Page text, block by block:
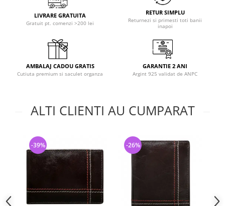
LIVRARE GRATUITA
Gratuit pt. comenzi >200 lei
RETUR SIMPLU
Returnezi si primesti toti banii
inapoi
AMBALAJ CADOU GRATIS
Cutiuta premium si saculet organza
GARANTIE 2 ANI
Argint 925 validat de ANPC
ALTI CLIENTI AU CUMPARAT
-39% -26%